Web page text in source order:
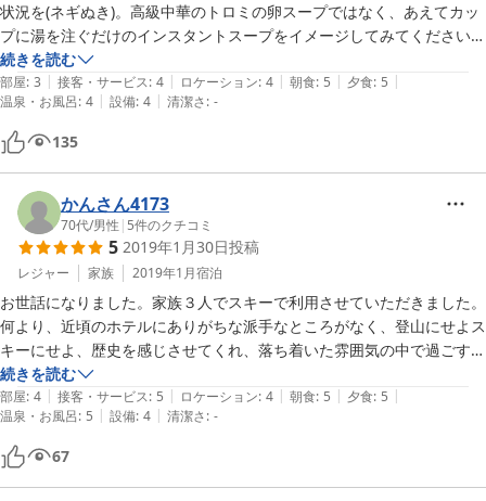
状況を(ネギぬき)。高級中華のトロミの卵スープではなく、あえてカッ
プに湯を注ぐだけのインスタントスープをイメージしてみてください
(カニカマぬき)。温泉浴場の湯舟には、ほんのりと僅かに白っぽい湯(白
濁とは言えない)が掛け流され、微かに黄味を帯びた白い湯の華が漂っ
ています。よく見ると底にもケッコウいっぱい沈んでいました。それで
歩行浴の様に浴槽内を少し荒っぽく3周してみると、湯ノ華が攪拌され
て玉子スープ状態になるんデスねェ(レンゲ使用不可)。そこで湯に浸か
り体を思い切り伸ばし力を抜いて瞑想にふける。ふと目を開くと(実際
には２分にも満たない)プックリした腹はモチロン、腕や足先まで湯の
華が積もっているんデス。決して大袈裟でなく、まとわりつく程度では
なくまさしく積もってます。日によって湯の状態は違うようで、独りで
入ったからそんなラッキーに遭遇できたのか、誕生日だったので八百万
の神が祝ってくれたのか、いずれにせよ貴重な体験でした。少し香る硫
黄とジャストな湯加減も相まって最上級レベル、我が家のラスボスも完
敗しました。一つ気になった点はサウナ。灯りはついていたが熱は入っ
ていない様だった。私らは使わないので別にいいのだが、説明か注意書
きが無いと好きな人はクレーム出しそうな気がした…
話が変わって、ゴハンも凄い。特に夕食のアノきのこ三昧は反則級の威
力デス！もともと期待は持っていたが、キノコ好きの２人を完膚なきま
で打ちのめして頂きスゴク感激デス！初めて食したマスタケ(鱒茸)、個
人的に好きなサワモタセ、珍しい舞茸の土瓶蒸し等々、またミズやコゴ
続きを読む
部屋: 3 | 接客・サービス: 4 | ロケーション: 4 | 朝食: 5 | 夕食: 5 |
温泉・お風呂: 4 | 設備: 4 | 清潔さ: -
135
かんさん4173
70代/男性 | 5件のクチコミ
5 2019年1月30日投稿
レジャー 家族 2019年1月宿泊
お世話になりました。家族３人でスキーで利用させていただきました。
何より、近頃のホテルにありがちな派手なところがなく、登山にせよス
キーにせよ、歴史を感じさせてくれ、落ち着いた雰囲気の中で過ごすこ
とができました。その中でも、温泉と夕食時の手作りデザートが最高で
した。宿泊者に対する最高のおもてなしだと思いました。また伺いたい
と思います。ありがとうございました。
続きを読む
部屋: 4 | 接客・サービス: 5 | ロケーション: 4 | 朝食: 5 | 夕食: 5 |
温泉・お風呂: 5 | 設備: 4 | 清潔さ: -
67